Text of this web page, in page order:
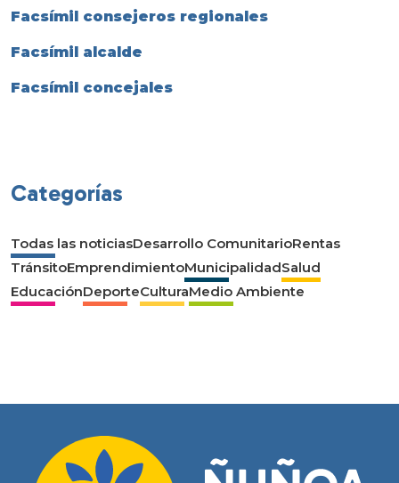
Facsímil consejeros regionales
Facsímil alcalde
Facsímil concejales
Categorías
Todas las noticiasDesarrollo ComunitarioRentas
TránsitoEmprendimientoMunicipalidadSalud
EducaciónDeporteCulturaMedio Ambiente